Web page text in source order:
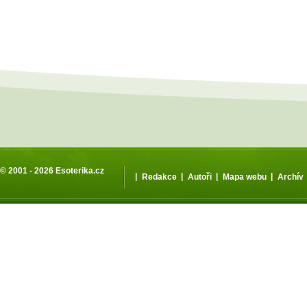
© 2001 - 2026 Esoterika.cz
| Redakce | Autoři | Mapa webu | Archív